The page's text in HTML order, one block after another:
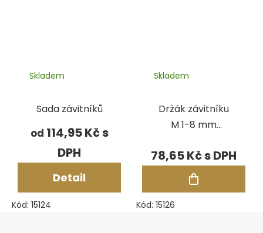
Sada závitníků
Skladem
od 114,95 Kč
Detail
Kód: 15124
Držák závitníku
M 1-8 mm
Skladem
78,65 Kč
Kód: 15126